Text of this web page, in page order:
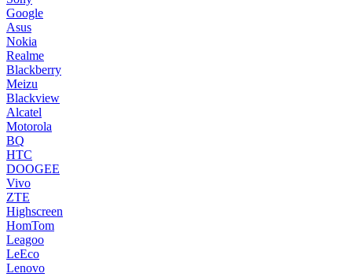
Google
Asus
Nokia
Realme
Blackberry
Meizu
Blackview
Alcatel
Motorola
BQ
HTC
DOOGEE
Vivo
ZTE
Highscreen
HomTom
Leagoo
LeEco
Lenovo